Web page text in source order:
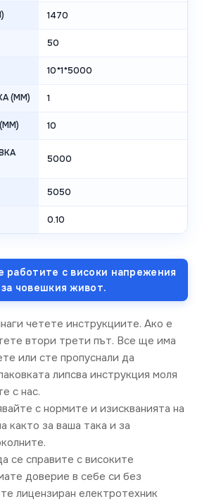
1470
50
10*1*5000
(MM) 1
10
5000
5050
0.10
работите с високи напрежения
човешкия живот.
четете инструкциите. Ако е
втори трети път. Все ще има
или сте пропуснали да
липсва инструкция моля
с нас.
с нормите и изискванията на
както за ваша така и за
се справите с високите
доверие в себе си без
лицензиран електротехник